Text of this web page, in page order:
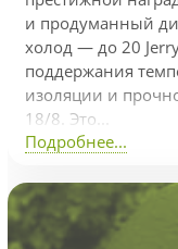
и продуманный
холод — до 20
поддержания
изоляции и
18/8. Это...
Подробнее...